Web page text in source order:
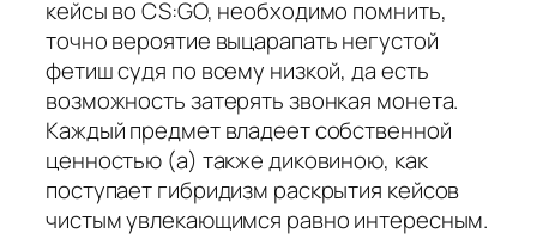
кейсы во CS:GO, необходимо помнить,
точно вероятие выцарапать негустой
фетиш судя по всему низкой, да есть
возможность затерять звонкая монета.
Каждый предмет владеет собственной
ценностью (а) также диковиною, как
поступает гибридизм раскрытия кейсов
чистым увлекающимся равно интересным.